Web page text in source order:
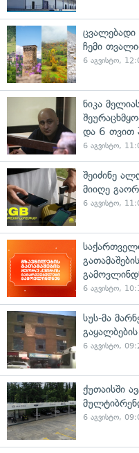
ჩემი
6 აგვისტო,
ნიკა
და 6 თვით
6 აგვისტო,
შეიძინე
მიიღე
6 აგვისტო,
6 აგვისტო,
სუს-მა
6 აგვისტო,
ქუთაისში
6 აგვისტო,